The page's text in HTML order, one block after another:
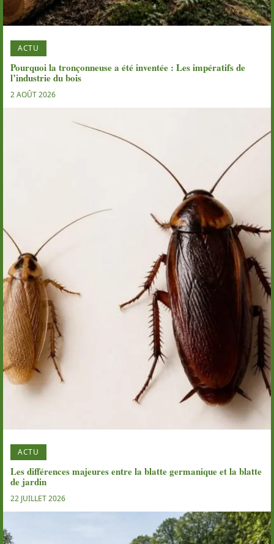
ACTU
Pourquoi la tronçonneuse a été inventée : Les impératifs de
l’industrie du bois
2 AOÛT 2026
ACTU
Les différences majeures entre la blatte germanique et la blatte
de jardin
22 JUILLET 2026